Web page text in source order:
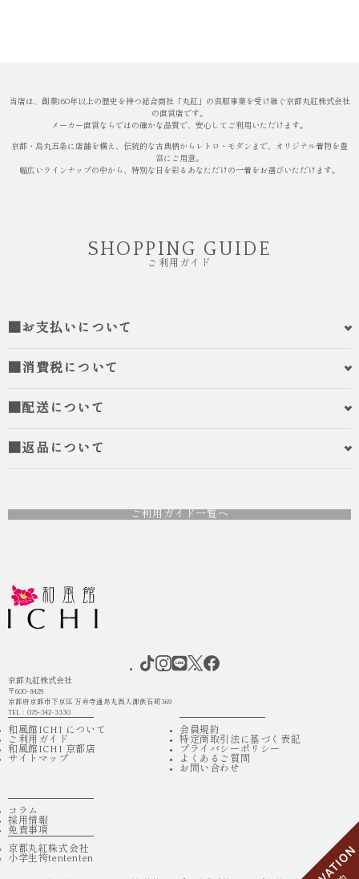
当店は、創業160年以上の歴史を持つ総合商社「丸紅」の呉服事業を受け継ぐ京都丸紅株式会社
の直営店です。
メーカー直営ならではの確かな品質で、安心してご利用いただけます。
京都・烏丸五条に店舗を構え、伝統的な古典柄からレトロ・モダンまで、オリジナル着物を豊
富にご用意。
幅広いラインナップの中から、特別な日を彩るあなただけの一着をお選びいただけます。
SHOPPING GUIDE
ご利用ガイド
■お支払いについて
■消費税について
■配送について
■返品について
ご利用ガイド一覧へ
京都丸紅株式会社
〒600-8429
京都府京都市下京区 万寿寺通烏丸西入御供石町369
TEL：075-342-3330
和風館ICHI について
ご利用ガイド
和風館ICHI 京都店
サイトマップ
会員規約
特定商取引法に基づく表記
プライバシーポリシー
よくあるご質問
お問い合わせ
コラム
採用情報
免責事項
京都丸紅株式会社
小学生袴tententen